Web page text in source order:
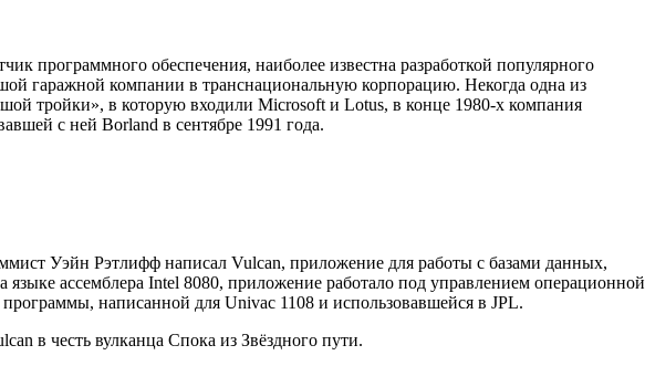
программного обеспечения, наиболее известна разработкой популярного
гаражной компании в транснациональную корпорацию. Некогда одна из
тройки», в которую входили Microsoft и Lotus, в конце 1980-х компания
с ней Borland в сентябре 1991 года.
Уэйн Рэтлифф написал Vulcan, приложение для работы с базами данных,
языке ассемблера Intel 8080, приложение работало под управлением операционной
написанной для Univac 1108 и использовавшейся в JPL.
в честь вулканца Спока из Звёздного пути.